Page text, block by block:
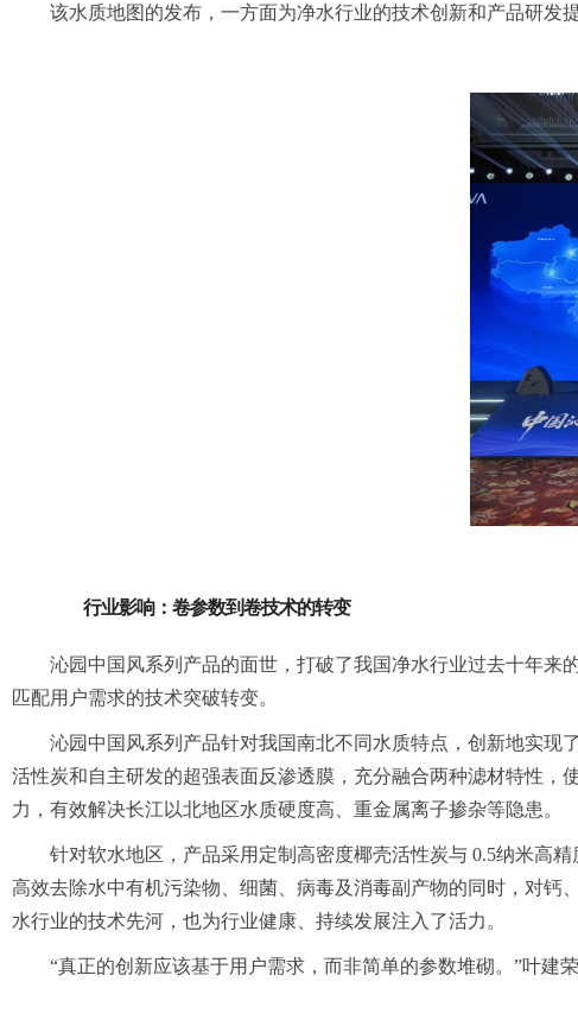
该水质地图的发布， 一方面为净水行业的技术创新和产品研发
行业影响：卷参数到卷技术的转变
沁园中国风系列产品的面世， 打破了我国净水行业过去十年来
匹配用户需求的技术突破转变。
沁园中国风系列产品针对我国南北不同水质特点 ，创新地实现了
活性炭和自主研发的超强表面反渗透膜，充分融合两种滤材特性
力，有效解决长江以北地区水质硬度高、重金属离子掺杂等隐患。
针对软水地区，产品采用定制高密度椰壳活性炭与 0.5纳米高精
高效去除水中有机污染物 、细菌、病毒及消毒副产物的同时，对钙
水行业的技术先河，也为行业健康、 持续发展注入了活力。
“真正的创新应该基于用户需求， 而非简单的参数堆砌。 ”叶建